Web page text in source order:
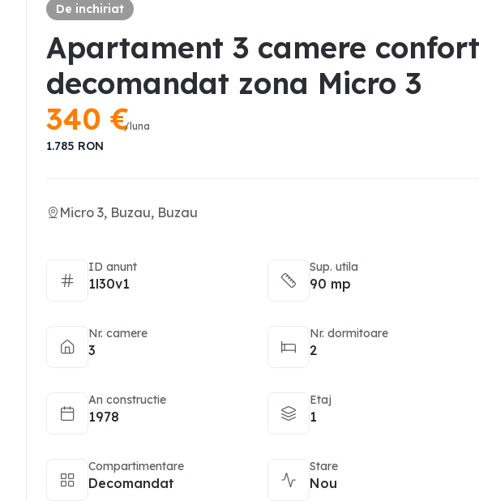
De inchiriat
Apartament 3 camere
decomandat zona Micro 3
340 €/luna
1.785 RON
Micro 3, Buzau, Buzau
ID anunt
1l30v1
Sup. utila
90 mp
Nr. camere
3
Nr. dormitoare
2
An constructie
1978
Etaj
1
Compartimentare
Decomandat
Stare
Nou